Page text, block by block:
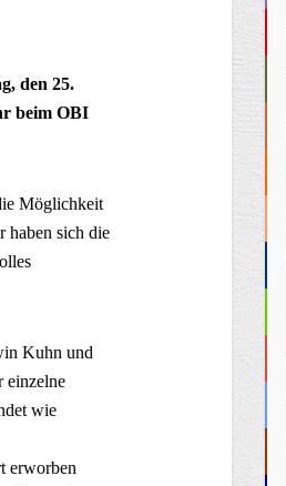
den 25.
beim OBI
Möglichkeit
haben sich die
Kuhn und
einzelne
wie
erworben